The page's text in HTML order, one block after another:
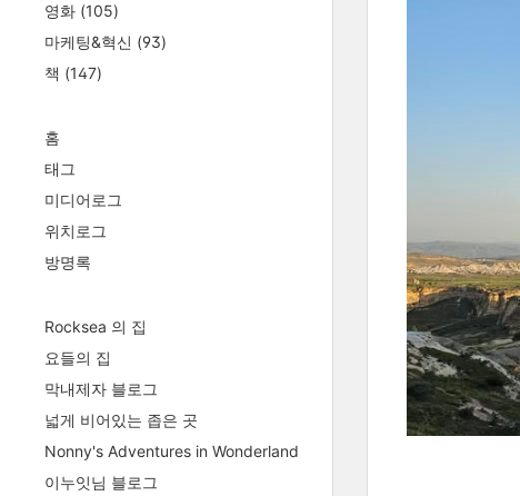
영화 (105)
마케팅&혁신 (93)
책 (147)
홈
태그
미디어로그
위치로그
방명록
Rocksea 의 집
요들의 집
막내제자 블로그
넓게 비어있는 좁은 곳
Nonny's Adventures in Wonderland
이누잇님 블로그